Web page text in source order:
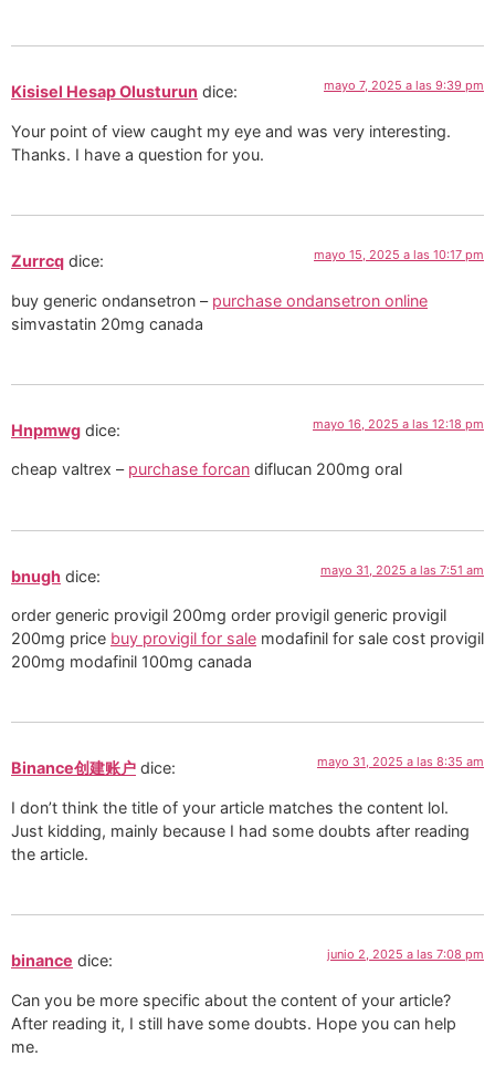
Kisisel Hesap Olusturun dice: mayo 7, 2025 a las 9:39 pm
Your point of view caught my eye and was very interesting.
Thanks. I have a question for you.
Zurrcq dice: mayo 15, 2025 a las 10:17 pm
buy generic ondansetron – purchase ondansetron online
simvastatin 20mg canada
Hnpmwg dice: mayo 16, 2025 a las 12:18 pm
cheap valtrex – purchase forcan diflucan 200mg oral
bnugh dice: mayo 31, 2025 a las 7:51 am
order generic provigil 200mg order provigil generic provigil
200mg price buy provigil for sale modafinil for sale cost provigil
200mg modafinil 100mg canada
Binance创建账户 dice: mayo 31, 2025 a las 8:35 am
I don’t think the title of your article matches the content lol.
Just kidding, mainly because I had some doubts after reading
the article.
binance dice: junio 2, 2025 a las 7:08 pm
Can you be more specific about the content of your article?
After reading it, I still have some doubts. Hope you can help
me.